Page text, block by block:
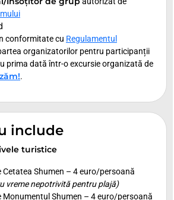
conformitate cu Regulamentul
organizatorilor pentru participanții
prima dată într-o excursie organizată de
.
include
turistice
Cetatea Shumen – 4 euro/persoană
vreme nepotrivită pentru plajă)
Monumentul Shumen – 4 euro/persoană